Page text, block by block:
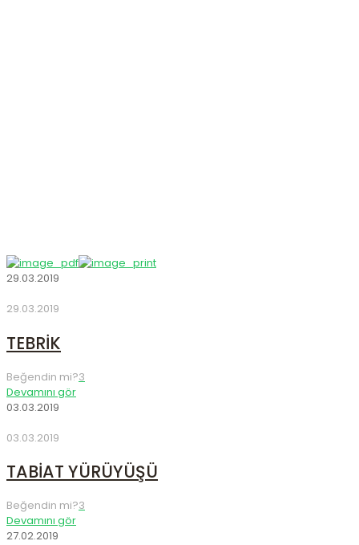
29.03.2019
29.03.2019
TEBRİK
Beğendin mi?3
Devamını gör
03.03.2019
03.03.2019
TABİAT YÜRÜYÜŞÜ
Beğendin mi?3
Devamını gör
27.02.2019